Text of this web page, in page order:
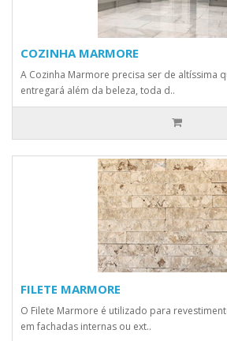
COZINHA MARMORE
A Cozinha Marmore precisa ser de altíssima
entregará além da beleza, toda d..
FILETE MARMORE
O Filete Marmore é utilizado para
em fachadas internas ou ext..